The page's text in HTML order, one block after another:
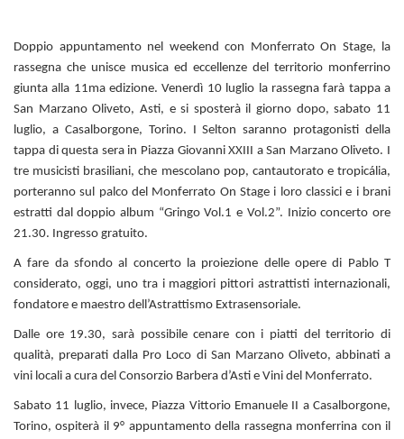
Doppio appuntamento nel weekend con Monferrato On Stage, la
rassegna che unisce musica ed eccellenze del territorio monferrino
giunta alla 11ma edizione. Venerdì 10 luglio la rassegna farà tappa a
San Marzano Oliveto, Asti, e si sposterà il giorno dopo, sabato 11
luglio, a Casalborgone, Torino. I Selton saranno protagonisti della
tappa di questa sera in Piazza Giovanni XXIII a San Marzano Oliveto. I
tre musicisti brasiliani, che mescolano pop, cantautorato e tropicália,
porteranno sul palco del Monferrato On Stage i loro classici e i brani
estratti dal doppio album “Gringo Vol.1 e Vol.2”. Inizio concerto ore
21.30. Ingresso gratuito.
A fare da sfondo al concerto la proiezione delle opere di Pablo T
considerato, oggi, uno tra i maggiori pittori astrattisti internazionali,
fondatore e maestro dell’Astrattismo Extrasensoriale.
Dalle ore 19.30, sarà possibile cenare con i piatti del territorio di
qualità, preparati dalla Pro Loco di San Marzano Oliveto, abbinati a
vini locali a cura del Consorzio Barbera d’Asti e Vini del Monferrato.
Sabato 11 luglio, invece, Piazza Vittorio Emanuele II a Casalborgone,
Torino, ospiterà il 9° appuntamento della rassegna monferrina con il